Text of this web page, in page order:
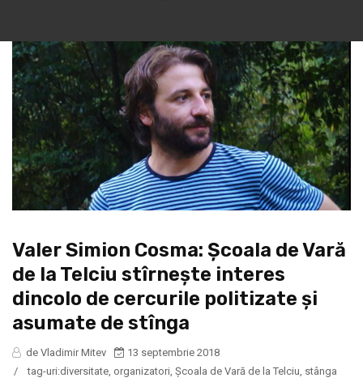
Valer Simion Cosma: Şcoala de Vară
de la Telciu stîrneşte interes
dincolo de cercurile politizate și
asumate de stînga
de Vladimir Mitev
13 septembrie 2018
/
tag-uri:diversitate, organizatori, Şcoala de Vară de la Telciu, stânga